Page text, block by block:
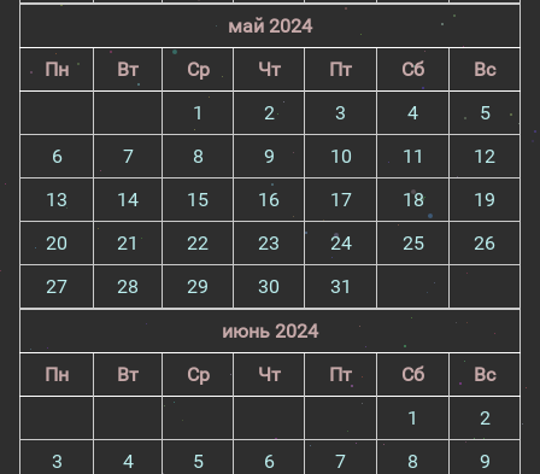
май 2024
Пн
Вт Ср Чт Пт Сб
Вс
1
2 3 4
5
6
7 8 9 10 11
12
13
14 15 16 17 18
19
20
21 22 23 24 25
26
27
28 29 30
31
июнь 2024
Пн
Вт Ср Чт Пт Сб
Вс
1
2
3
4 5 6 7 8
9